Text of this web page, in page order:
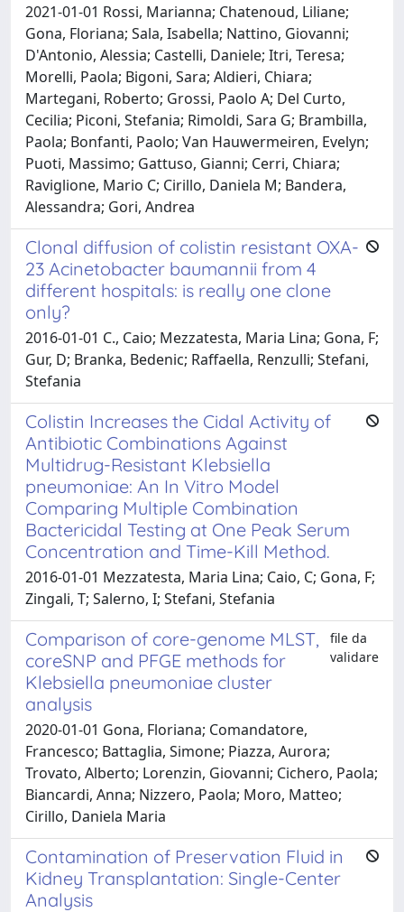
2021-01-01 Rossi, Marianna; Chatenoud, Liliane;
Gona, Floriana; Sala, Isabella; Nattino, Giovanni;
D'Antonio, Alessia; Castelli, Daniele; Itri, Teresa;
Morelli, Paola; Bigoni, Sara; Aldieri, Chiara;
Martegani, Roberto; Grossi, Paolo A; Del Curto,
Cecilia; Piconi, Stefania; Rimoldi, Sara G; Brambilla,
Paola; Bonfanti, Paolo; Van Hauwermeiren, Evelyn;
Puoti, Massimo; Gattuso, Gianni; Cerri, Chiara;
Raviglione, Mario C; Cirillo, Daniela M; Bandera,
Alessandra; Gori, Andrea
Clonal diffusion of colistin resistant OXA-
23 Acinetobacter baumannii from 4
different hospitals: is really one clone
only?
2016-01-01 C., Caio; Mezzatesta, Maria Lina; Gona, F;
Gur, D; Branka, Bedenic; Raffaella, Renzulli; Stefani,
Stefania
Colistin Increases the Cidal Activity of
Antibiotic Combinations Against
Multidrug-Resistant Klebsiella
pneumoniae: An In Vitro Model
Comparing Multiple Combination
Bactericidal Testing at One Peak Serum
Concentration and Time-Kill Method.
2016-01-01 Mezzatesta, Maria Lina; Caio, C; Gona, F;
Zingali, T; Salerno, I; Stefani, Stefania
Comparison of core-genome MLST,
coreSNP and PFGE methods for
Klebsiella pneumoniae cluster
analysis
file da
validare
2020-01-01 Gona, Floriana; Comandatore,
Francesco; Battaglia, Simone; Piazza, Aurora;
Trovato, Alberto; Lorenzin, Giovanni; Cichero, Paola;
Biancardi, Anna; Nizzero, Paola; Moro, Matteo;
Cirillo, Daniela Maria
Contamination of Preservation Fluid in
Kidney Transplantation: Single-Center
Analysis